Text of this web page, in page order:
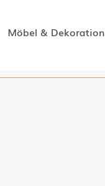
Möbel & Dekoration